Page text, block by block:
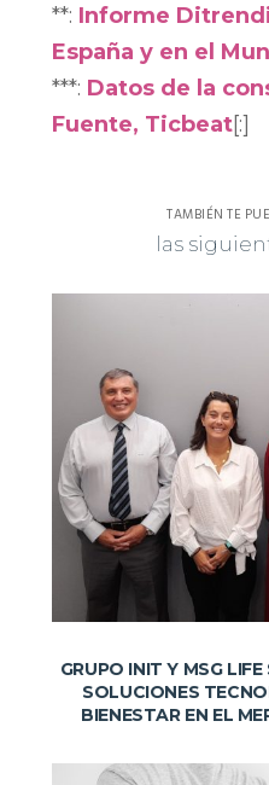
**: Informe
España y en el
***: Datos de la
Fuente, Ticbeat[:]
TAMBIÉN TE
las
GRUPO INIT Y MSG
SOLUCIONES
BIENESTAR EN EL